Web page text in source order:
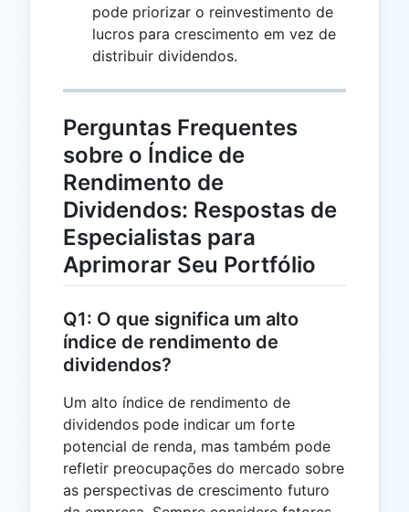
pode priorizar o reinvestimento de
lucros para crescimento em vez de
distribuir dividendos.
Perguntas Frequentes
sobre o Índice de
Rendimento de
Dividendos: Respostas de
Especialistas para
Aprimorar Seu Portfólio
Q1: O que significa um alto
índice de rendimento de
dividendos?
Um alto índice de rendimento de
dividendos pode indicar um forte
potencial de renda, mas também pode
refletir preocupações do mercado sobre
as perspectivas de crescimento futuro